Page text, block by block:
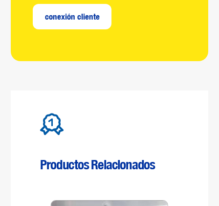
conexión cliente
Productos Relacionados